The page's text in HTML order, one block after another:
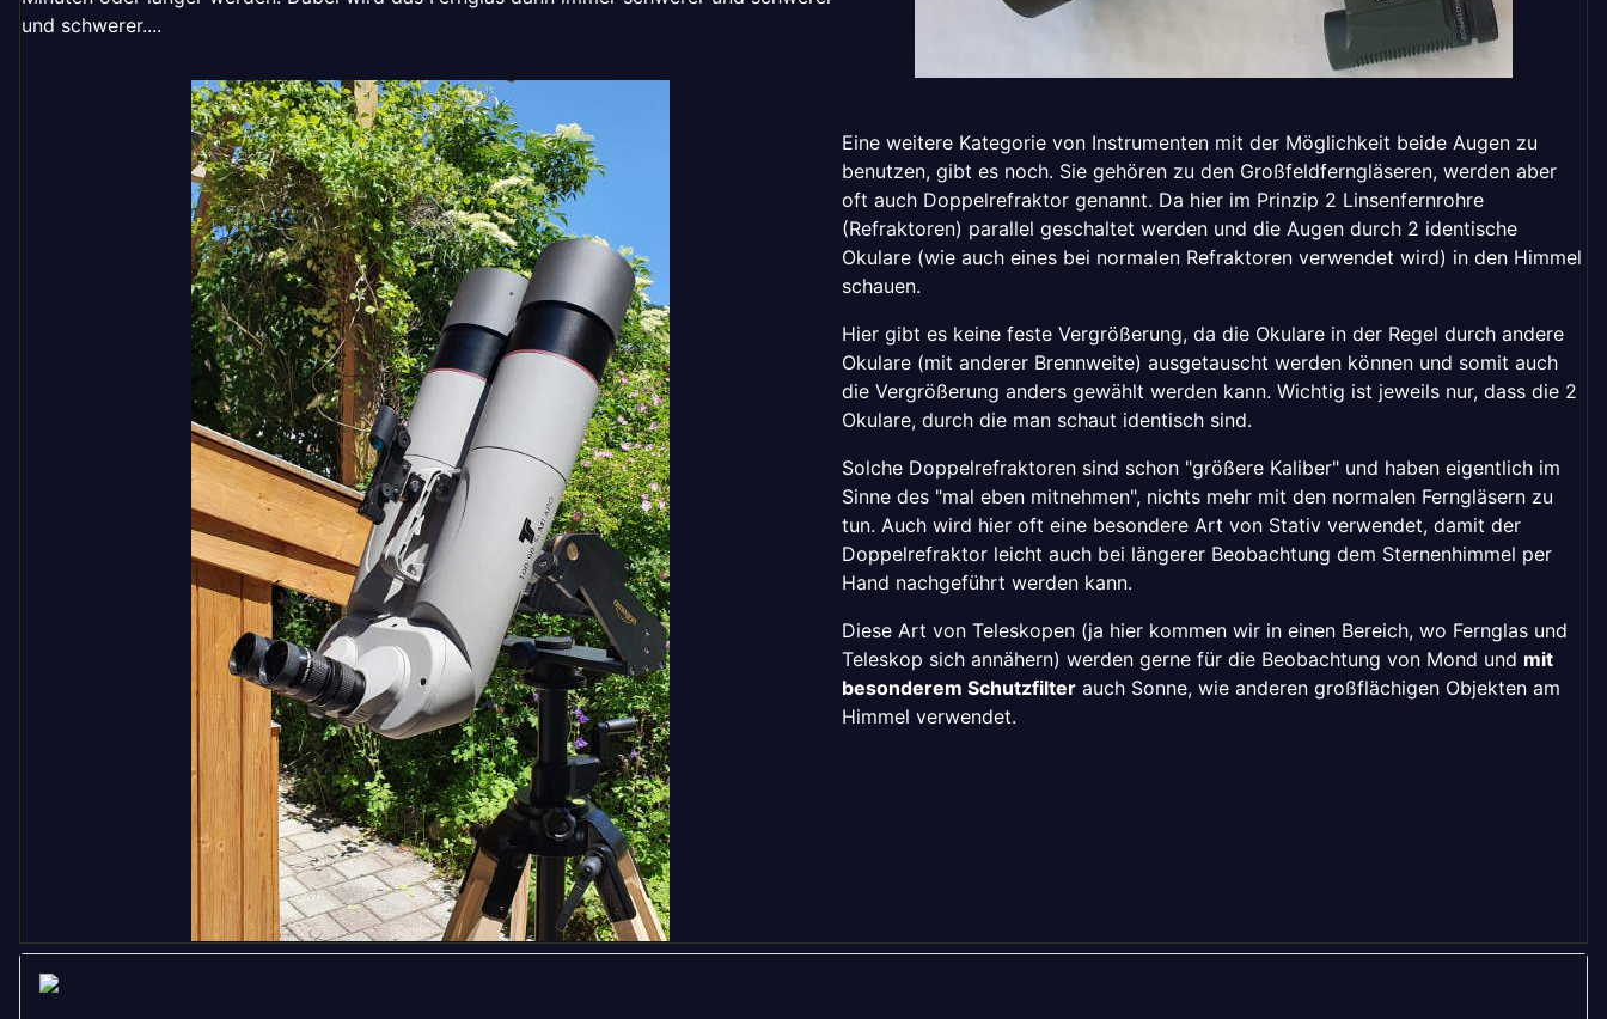
und schwerer....
Eine weitere Kategorie von Instrumenten mit der Möglichkeit beide Augen zu
benutzen, gibt es noch. Sie gehören zu den Großfeldferngläseren, werden aber
oft auch Doppelrefraktor genannt. Da hier im Prinzip 2 Linsenfernrohre
(Refraktoren) parallel geschaltet werden und die Augen durch 2 identische
Okulare (wie auch eines bei normalen Refraktoren verwendet wird) in den Himmel
schauen.
Hier gibt es keine feste Vergrößerung, da die Okulare in der Regel durch andere
Okulare (mit anderer Brennweite) ausgetauscht werden können und somit auch
die Vergrößerung anders gewählt werden kann. Wichtig ist jeweils nur, dass die 2
Okulare, durch die man schaut identisch sind.
Solche Doppelrefraktoren sind schon "größere Kaliber" und haben eigentlich im
Sinne des "mal eben mitnehmen", nichts mehr mit den normalen Ferngläsern zu
tun. Auch wird hier oft eine besondere Art von Stativ verwendet, damit der
Doppelrefraktor leicht auch bei längerer Beobachtung dem Sternenhimmel per
Hand nachgeführt werden kann.
Diese Art von Teleskopen (ja hier kommen wir in einen Bereich, wo Fernglas und
Teleskop sich annähern) werden gerne für die Beobachtung von Mond und mit
besonderem Schutzfilter auch Sonne, wie anderen großflächigen Objekten am
Himmel verwendet.